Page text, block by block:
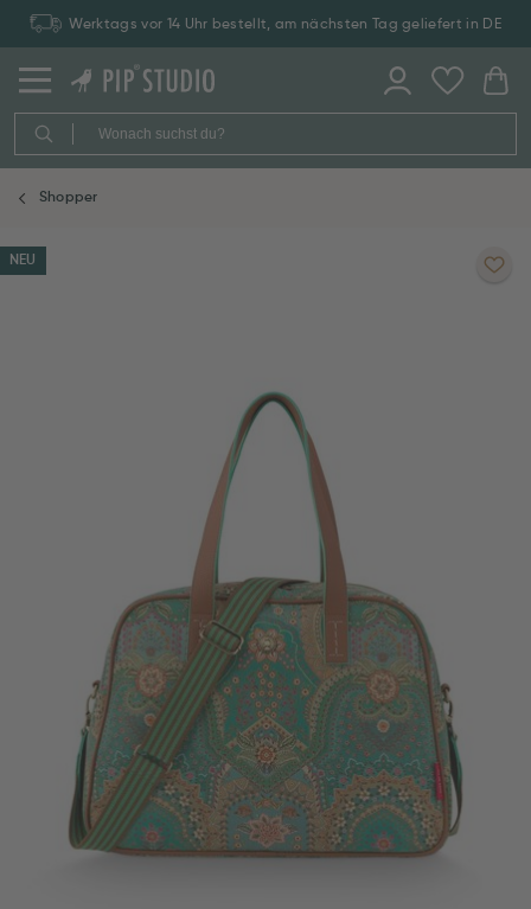
Werktags vor 14 Uhr bestellt, am nächsten Tag geliefert in DE
Shopper
NEU